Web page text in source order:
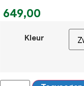
649,00
Kleur